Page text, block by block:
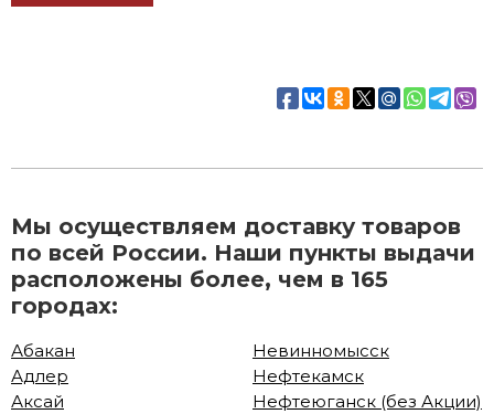
Мы осуществляем доставку товаров
по всей России. Наши пункты выдачи
расположены более, чем в 165
городах:
Абакан
Адлер
Аксай
Невинномысск
Нефтекамск
Нефтеюганск (без Акции)